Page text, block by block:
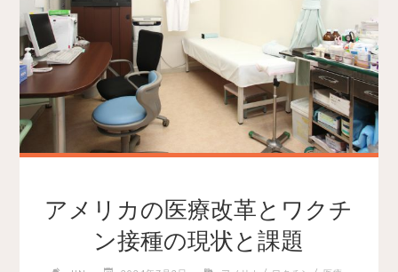
アメリカの医療改革とワクチ
ン接種の現状と課題